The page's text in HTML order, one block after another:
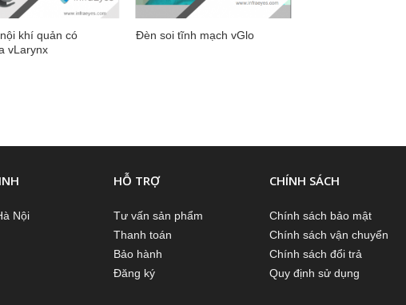
khí quản có
vLarynx
Đèn soi tĩnh mạch vGlo
Nội
HỖ TRỢ
Tư vấn sản phẩm
Thanh toán
Bảo hành
Đăng ký
CHÍNH SÁCH
Chính sách bảo mật
Chính sách vận chuyển
Chính sách đổi trả
Quy định sử dụng